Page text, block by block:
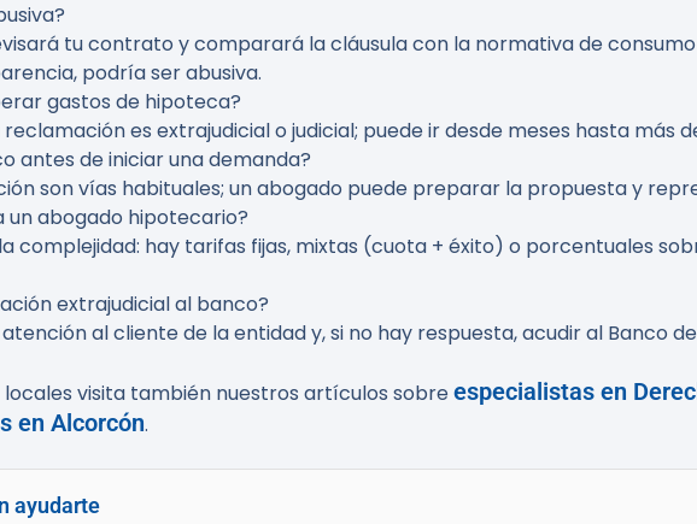
tu contrato y comparará la cláusula con la normativa de
podría ser abusiva.
gastos de hipoteca?
es extrajudicial o judicial; puede ir desde meses hasta más
antes de iniciar una demanda?
son vías habituales; un abogado puede preparar la propuesta y
abogado hipotecario?
complejidad: hay tarifas fijas, mixtas (cuota + éxito) o porcentuales
extrajudicial al banco?
al cliente de la entidad y, si no hay respuesta, acudir al Banco
visita también nuestros artículos sobreespecialistas en
en Alcorcón.
ayudarte